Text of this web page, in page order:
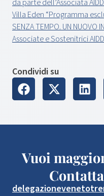
da parte dell’Associata
Villa Eden “Programma
SENZA TEMPO. UN NUOVO
Associate e Sostenitrici
Condividi su
Vuoi